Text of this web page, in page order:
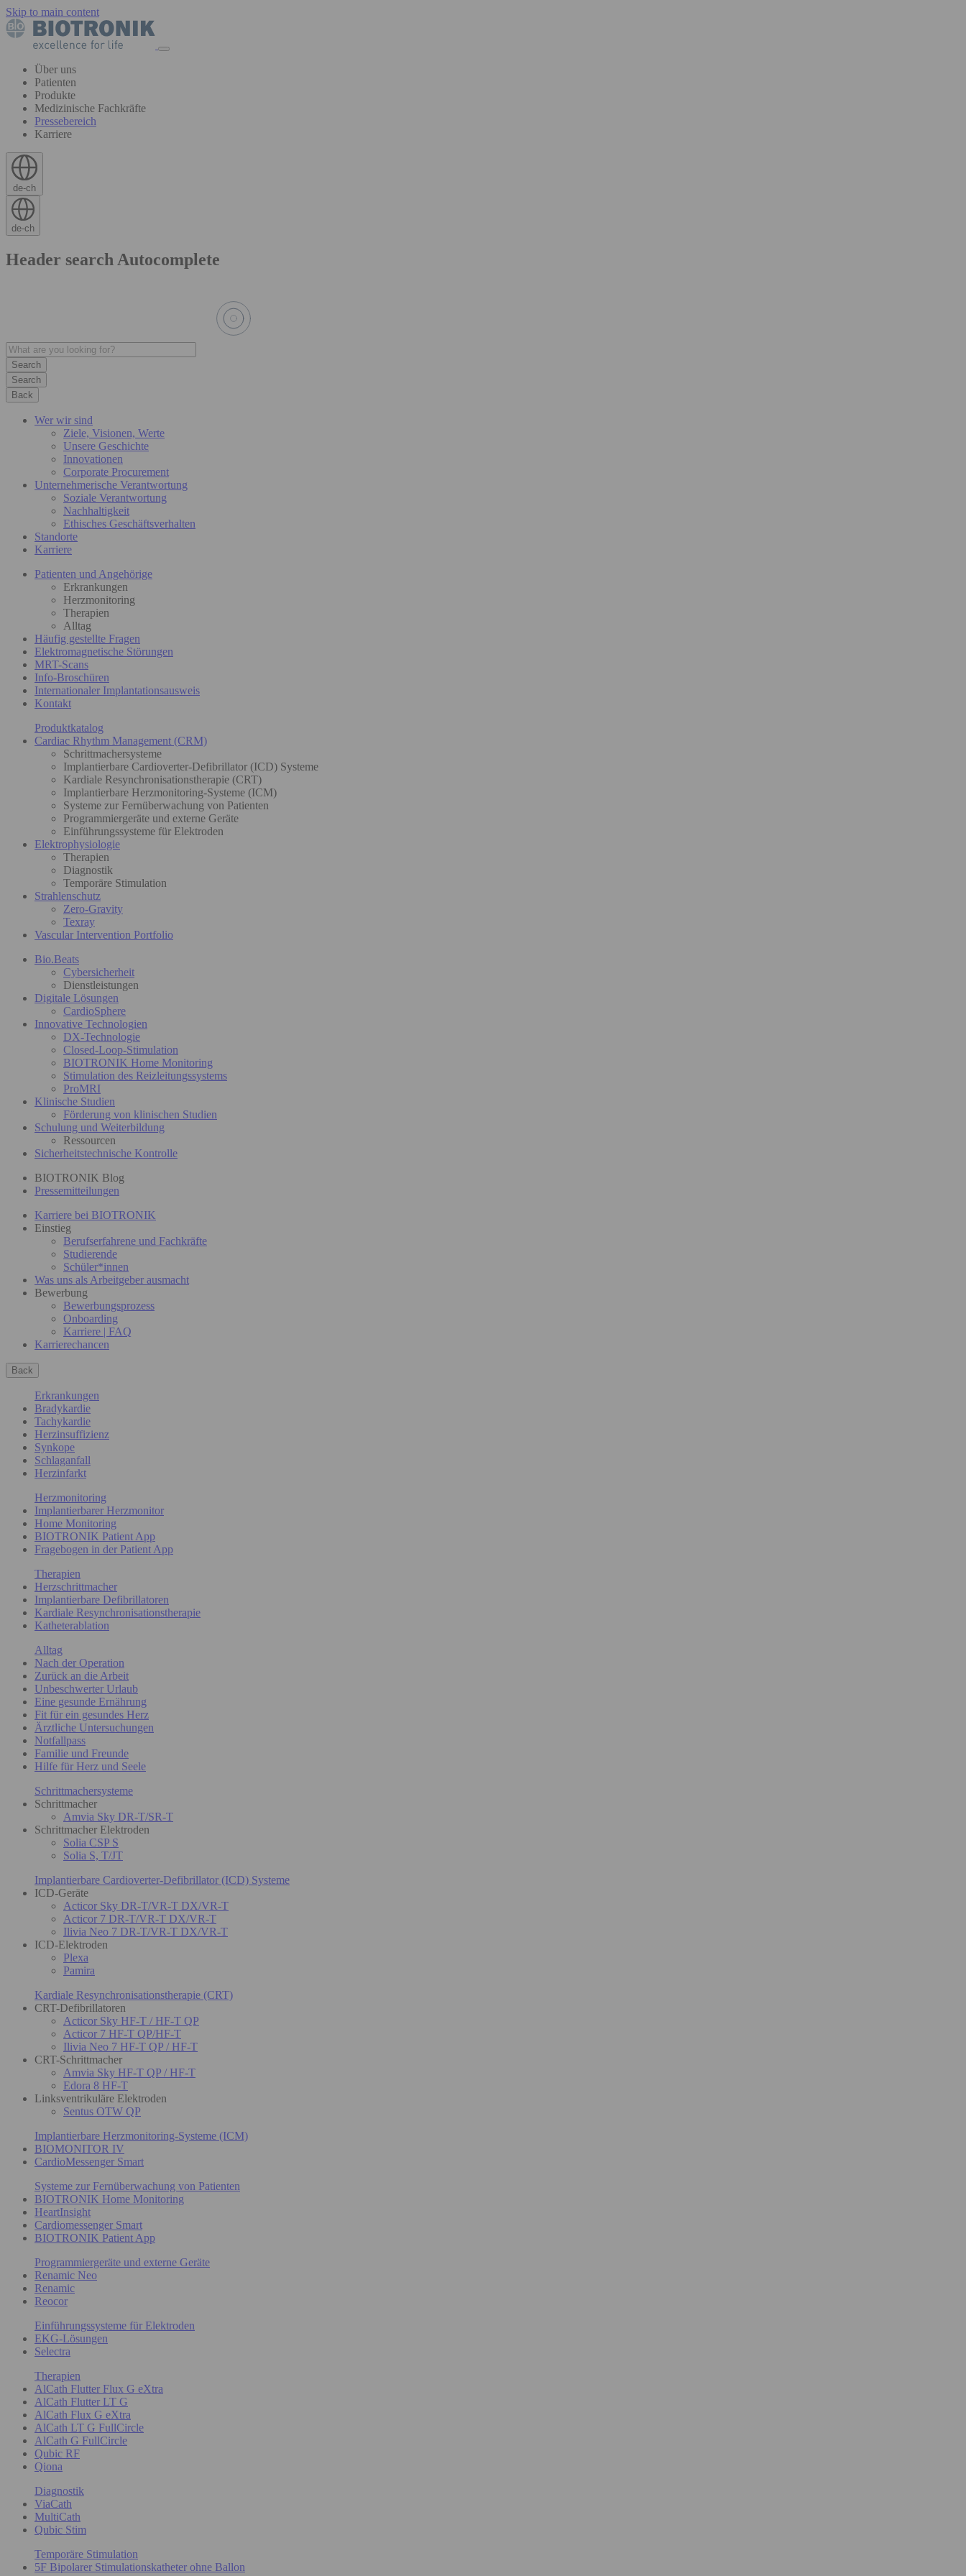
Skip to main content
Über uns
Patienten
Produkte
Medizinische Fachkräfte
Pressebereich
Karriere
de-ch
de-ch
Header search Autocomplete
Search
Back
Wer wir sind
Ziele, Visionen, Werte
Unsere Geschichte
Innovationen
Corporate Procurement
Unternehmerische Verantwortung
Soziale Verantwortung
Nachhaltigkeit
Ethisches Geschäftsverhalten
Standorte
Karriere
Patienten und Angehörige
Erkrankungen
Herzmonitoring
Therapien
Alltag
Häufig gestellte Fragen
Elektromagnetische Störungen
MRT-Scans
Info-Broschüren
Internationaler Implantationsausweis
Kontakt
Produktkatalog
Cardiac Rhythm Management (CRM)
Schrittmachersysteme
Implantierbare Cardioverter-Defibrillator (ICD) Systeme
Kardiale Resynchronisationstherapie (CRT)
Implantierbare Herzmonitoring-Systeme (ICM)
Systeme zur Fernüberwachung von Patienten
Programmiergeräte und externe Geräte
Einführungssysteme für Elektroden
Elektrophysiologie
Therapien
Diagnostik
Temporäre Stimulation
Strahlenschutz
Zero-Gravity
Texray
Vascular Intervention Portfolio
Bio.Beats
Cybersicherheit
Dienstleistungen
Digitale Lösungen
CardioSphere
Innovative Technologien
DX-Technologie
Closed-Loop-Stimulation
BIOTRONIK Home Monitoring
Stimulation des Reizleitungssystems
ProMRI
Klinische Studien
Förderung von klinischen Studien
Schulung und Weiterbildung
Ressourcen
Sicherheitstechnische Kontrolle
BIOTRONIK Blog
Pressemitteilungen
Karriere bei BIOTRONIK
Einstieg
Berufserfahrene und Fachkräfte
Studierende
Schüler*innen
Was uns als Arbeitgeber ausmacht
Bewerbung
Bewerbungsprozess
Onboarding
Karriere | FAQ
Karrierechancen
Back
Erkrankungen
Bradykardie
Tachykardie
Herzinsuffizienz
Synkope
Schlaganfall
Herzinfarkt
Herzmonitoring
Implantierbarer Herzmonitor
Home Monitoring
BIOTRONIK Patient App
Fragebogen in der Patient App
Therapien
Herzschrittmacher
Implantierbare Defibrillatoren
Kardiale Resynchronisationstherapie
Katheterablation
Alltag
Nach der Operation
Zurück an die Arbeit
Unbeschwerter Urlaub
Eine gesunde Ernährung
Fit für ein gesundes Herz
Ärztliche Untersuchungen
Notfallpass
Familie und Freunde
Hilfe für Herz und Seele
Schrittmachersysteme
Schrittmacher
Amvia Sky DR-T/SR-T
Schrittmacher Elektroden
Solia CSP S
Solia S, T/JT
Implantierbare Cardioverter-Defibrillator (ICD) Systeme
ICD-Geräte
Acticor Sky DR-T/VR-T DX/VR-T
Acticor 7 DR-T/VR-T DX/VR-T
Ilivia Neo 7 DR-T/VR-T DX/VR-T
ICD-Elektroden
Plexa
Pamira
Kardiale Resynchronisationstherapie (CRT)
CRT-Defibrillatoren
Acticor Sky HF-T / HF-T QP
Acticor 7 HF-T QP/HF-T
Ilivia Neo 7 HF-T QP / HF-T
CRT-Schrittmacher
Amvia Sky HF-T QP / HF-T
Edora 8 HF-T
Linksventrikuläre Elektroden
Sentus OTW QP
Implantierbare Herzmonitoring-Systeme (ICM)
BIOMONITOR IV
CardioMessenger Smart
Systeme zur Fernüberwachung von Patienten
BIOTRONIK Home Monitoring
HeartInsight
Cardiomessenger Smart
BIOTRONIK Patient App
Programmiergeräte und externe Geräte
Renamic Neo
Renamic
Reocor
Einführungssysteme für Elektroden
EKG-Lösungen
Selectra
Therapien
AlCath Flutter Flux G eXtra
AlCath Flutter LT G
AlCath Flux G eXtra
AlCath LT G FullCircle
AlCath G FullCircle
Qubic RF
Qiona
Diagnostik
ViaCath
MultiCath
Qubic Stim
Temporäre Stimulation
5F Bipolarer Stimulationskatheter ohne Ballon